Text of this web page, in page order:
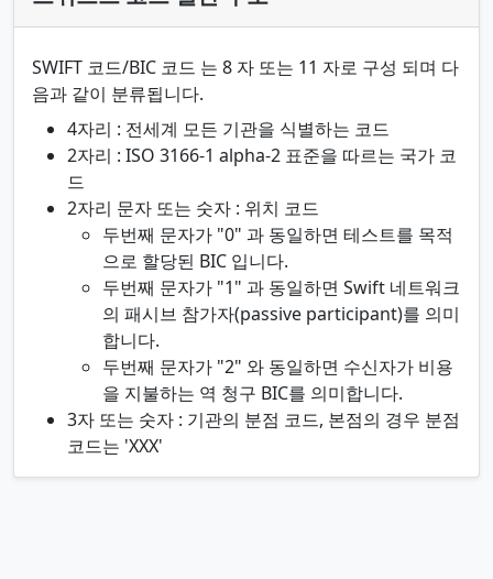
SWIFT 코드/BIC 코드 는 8 자 또는 11 자로 구성 되며 다
음과 같이 분류됩니다.
4자리 : 전세계 모든 기관을 식별하는 코드
2자리 : ISO 3166-1 alpha-2 표준을 따르는 국가 코
드
2자리 문자 또는 숫자 : 위치 코드
두번째 문자가 "0" 과 동일하면 테스트를 목적
으로 할당된 BIC 입니다.
두번째 문자가 "1" 과 동일하면 Swift 네트워크
의 패시브 참가자(passive participant)를 의미
합니다.
두번째 문자가 "2" 와 동일하면 수신자가 비용
을 지불하는 역 청구 BIC를 의미합니다.
3자 또는 숫자 : 기관의 분점 코드, 본점의 경우 분점
코드는 'XXX'